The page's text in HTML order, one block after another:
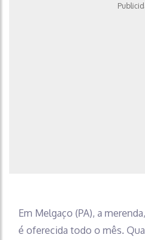
Em Melgaço (PA), a
é oferecida todo o mês.